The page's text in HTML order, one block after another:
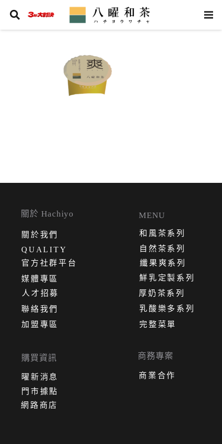
人才招募
關於 Hachiyo
關 於我們
QUALITY
官方社群平台
媒體專區
網路商店
門市據點
曜新消息
購買資訊
聯絡我們
加盟專區
商務專案
商業合作
乳酸樂多系列
厚奶茶系列
鮮乳定製系列
纖果爽系列
自然茶系列
和風茶系列
MENU
完整菜單